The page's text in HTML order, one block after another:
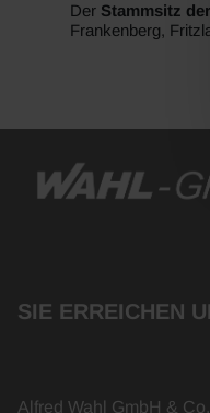
Der Stammsitz
Frankenberg,
SIE ERREICHEN
Alfred Wahl GmbH &